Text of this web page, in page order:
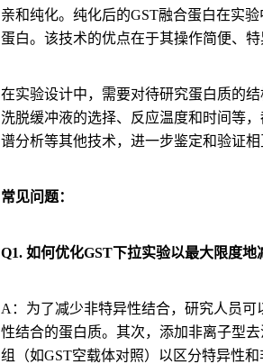
亲和纯化。纯化后的GST融合蛋白在实
蛋白。该技术的优点在于其操作简便、
在实验设计中，需要对待研究蛋白质的
洗脱缓冲液的选择、反应温度和时间等
谱分析等其他技术，进一步鉴定和验证
常见问题：
Q1. 如何优化GST下拉实验以最大限度地
A：为了减少非特异性结合，研究人员
性结合的蛋白质。其次，添加非离子型
组（如GST空载体对照）以区分特异性和